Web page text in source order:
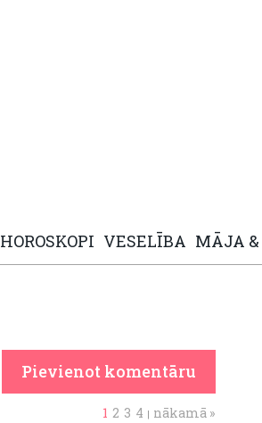
HOROSKOPI VESELĪBA MĀJA &
Pievienot komentāru
1 2 3 4 nākamā »